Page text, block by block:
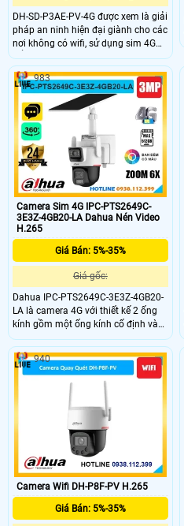
DH-SD-P3AE-PV-4G được xem là giải
pháp an ninh hiện đại giành cho các
nơi không có wifi, sử dụng sim 4G
để cấp mạng, trang bị ống kính
3.0Mp cho ra hình ảnh sắc nét, khe
cắm thẻ nhớ 265G, có thể phần biệt
người và xe và các tính năng AI
khác, hỗ trợ đàm thoại 2 chiều trên
camera
Camera Sim 4G IPC-PTS2649C-
3E3Z-4GB20-LA Dahua Nén Video
H.265
Giá Bán: 5%-35%
Giá gốc:
Dahua IPC-PTS2649C-3E3Z-4GB20-
LA là camera 4G với thiết kế 2 ống
kính gồm một ống kính cố định và
một ống kính quay xoay 360°, cho
hình ảnh sắc nét với độ phân giải
3MP+3MP. Camera hỗ trợ đàm
thoại 2 chiều, zoom quang 6x, tích
hợp báo động thông minh và hồng
ngoại tầm xa 50m công nghệ
WizColor có màu ban đêm. Với
chuẩn camera hoạt động bền bỉ
trong mọi điều kiện thời tiết giá rẻ.
983
Camera Wifi DH-P8F-PV H.265
Giá Bán: 5%-35%
940